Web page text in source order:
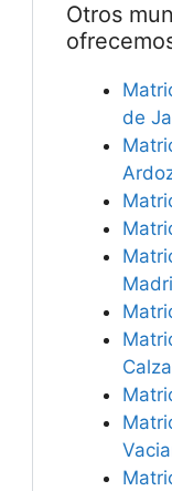
Otros
de